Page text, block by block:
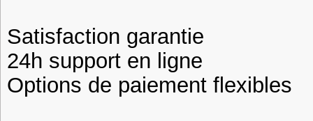
Satisfaction garantie
24h support en ligne
Options de paiement flexibles